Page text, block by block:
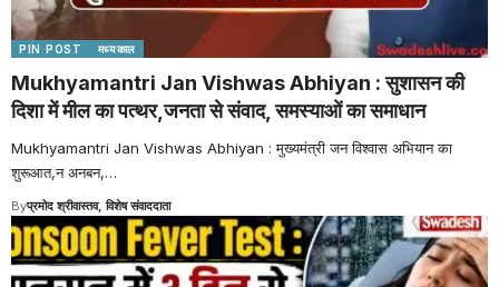
PIN POST मध्यकाल
Mukhyamantri Jan Vishwas Abhiyan : सुशासन की
दिशा में मील का पत्थर,जनता से संवाद, समस्याओं का समाधान
Mukhyamantri Jan Vishwas Abhiyan : मुख्यमंत्री जन विश्वास अभियान का
शुरूआत,न अनबन,…
Byप्रमोद श्रीवास्तव, विशेष संवाददाता